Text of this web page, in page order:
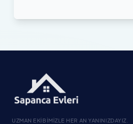
UZMAN EKIBIMIZLE HER AN YANINIZDAYIZ.